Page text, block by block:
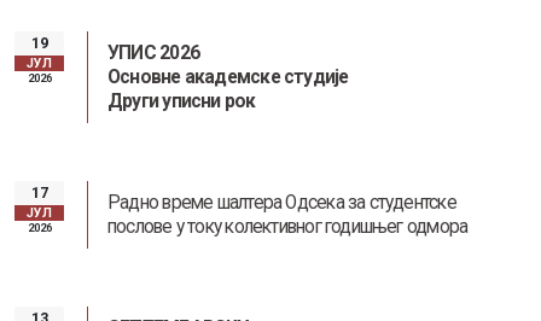
19
ЈУЛ
2026
УПИС 2026
Основне академске студије
Други уписни рок
17
ЈУЛ
2026
Радно време шалтера Одсека за студентске
послове у току колективног годишњег одмора